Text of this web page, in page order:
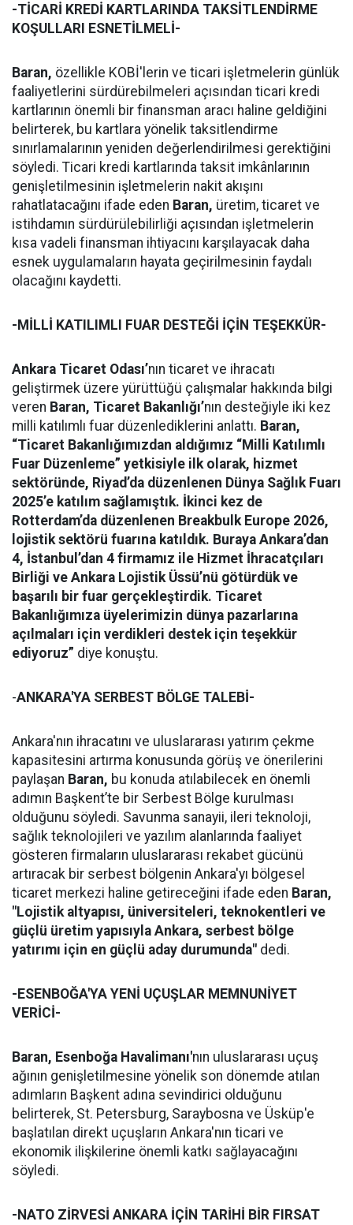
-TİCARİ KREDİ KARTLARINDA TAKSİTLENDİRME
KOŞULLARI ESNETİLMELİ-
Baran, özellikle KOBİ'lerin ve ticari işletmelerin günlük
faaliyetlerini sürdürebilmeleri açısından ticari kredi
kartlarının önemli bir finansman aracı haline geldiğini
belirterek, bu kartlara yönelik taksitlendirme
sınırlamalarının yeniden değerlendirilmesi gerektiğini
söyledi. Ticari kredi kartlarında taksit imkânlarının
genişletilmesinin işletmelerin nakit akışını
rahatlatacağını ifade eden Baran, üretim, ticaret ve
istihdamın sürdürülebilirliği açısından işletmelerin
kısa vadeli finansman ihtiyacını karşılayacak daha
esnek uygulamaların hayata geçirilmesinin faydalı
olacağını kaydetti.
-MİLLİ KATILIMLI FUAR DESTEĞİ İÇİN TEŞEKKÜR-
Ankara Ticaret Odası’nın ticaret ve ihracatı
geliştirmek üzere yürüttüğü çalışmalar hakkında bilgi
veren Baran, Ticaret Bakanlığı’nın desteğiyle iki kez
milli katılımlı fuar düzenlediklerini anlattı. Baran,
“Ticaret Bakanlığımızdan aldığımız “Milli Katılımlı
Fuar Düzenleme” yetkisiyle ilk olarak, hizmet
sektöründe, Riyad’da düzenlenen Dünya Sağlık Fuarı
2025’e katılım sağlamıştık. İkinci kez de
Rotterdam’da düzenlenen Breakbulk Europe 2026,
lojistik sektörü fuarına katıldık. Buraya Ankara’dan
4, İstanbul’dan 4 firmamız ile Hizmet İhracatçıları
Birliği ve Ankara Lojistik Üssü’nü götürdük ve
başarılı bir fuar gerçekleştirdik. Ticaret
Bakanlığımıza üyelerimizin dünya pazarlarına
açılmaları için verdikleri destek için teşekkür
ediyoruz” diye konuştu.
-ANKARA'YA SERBEST BÖLGE TALEBİ-
Ankara'nın ihracatını ve uluslararası yatırım çekme
kapasitesini artırma konusunda görüş ve önerilerini
paylaşan Baran, bu konuda atılabilecek en önemli
adımın Başkent’te bir Serbest Bölge kurulması
olduğunu söyledi. Savunma sanayii, ileri teknoloji,
sağlık teknolojileri ve yazılım alanlarında faaliyet
gösteren firmaların uluslararası rekabet gücünü
artıracak bir serbest bölgenin Ankara'yı bölgesel
ticaret merkezi haline getireceğini ifade eden Baran,
"Lojistik altyapısı, üniversiteleri, teknokentleri ve
güçlü üretim yapısıyla Ankara, serbest bölge
yatırımı için en güçlü aday durumunda" dedi.
-ESENBOĞA'YA YENİ UÇUŞLAR MEMNUNİYET
VERİCİ-
Baran, Esenboğa Havalimanı'nın uluslararası uçuş
ağının genişletilmesine yönelik son dönemde atılan
adımların Başkent adına sevindirici olduğunu
belirterek, St. Petersburg, Saraybosna ve Üsküp'e
başlatılan direkt uçuşların Ankara'nın ticari ve
ekonomik ilişkilerine önemli katkı sağlayacağını
söyledi.
-NATO ZİRVESİ ANKARA İÇİN TARİHİ BİR FIRSAT